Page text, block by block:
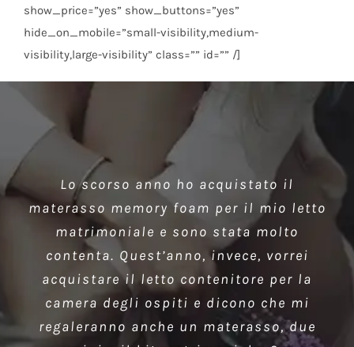
show_price=”yes” show_buttons=”yes”
hide_on_mobile=”small-visibility,medium-
visibility,large-visibility” class=”” id=”” /]
Lo scorso anno ho acquistato il
materasso memory foam per il mio letto
matrimoniale e sono stata molto
contenta. Quest’anno, invece, vorrei
acquistare il letto contenitore per la
camera degli ospiti e dicono che mi
regaleranno anche un materasso, due
Per la mia nuova casa di campagna ho
acquistato due materassi in lattice per
i miei ragazzi. Hanno realizzato il
prodotto su misura, utilizzato solo i
materiali migliori e collaudato il
prodotto prima del rilascio. Il tutto a
prezzi davvero accessibili, i più bassi
del mercato.
Devo ammettere che Dormire bene ha
solo prodotti di qualità, che possono
soddisfare esigenze diverse. In
particolare ho acquistato un materasso
Ennerev ad un prezzo che è risultato il
migliore a Milano. Consiglio vivamente
questa ditta a tutti.